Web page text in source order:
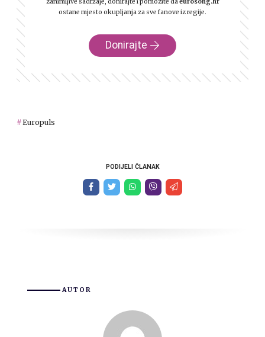
ostane mjesto okupljanja za sve fanove iz regije.
Donirajte
Europuls
PODIJELI ČLANAK
AUTOR